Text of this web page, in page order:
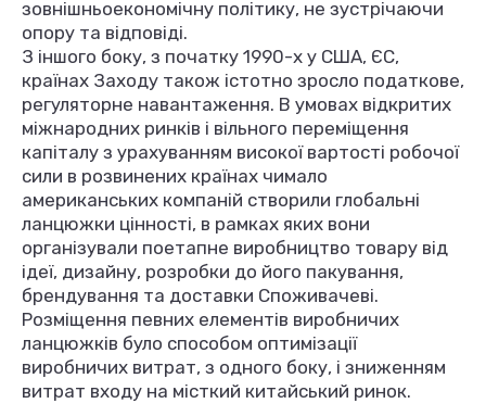
зовнішньоекономічну політику, не зустрічаючи
опору та відповіді.
З іншого боку, з початку 1990-х у США, ЄС,
країнах Заходу також істотно зросло податкове,
регуляторне навантаження. В умовах відкритих
міжнародних ринків і вільного переміщення
капіталу з урахуванням високої вартості робочої
сили в розвинених країнах чимало
американських компаній створили глобальні
ланцюжки цінності, в рамках яких вони
організували поетапне виробництво товару від
ідеї, дизайну, розробки до його пакування,
брендування та доставки Споживачеві.
Розміщення певних елементів виробничих
ланцюжків було способом оптимізації
виробничих витрат, з одного боку, і зниженням
витрат входу на місткий китайський ринок.